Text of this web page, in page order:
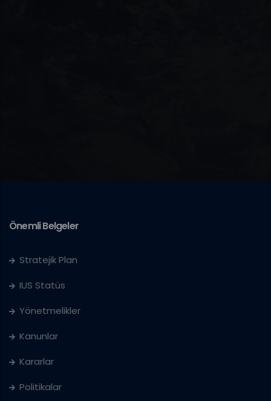
Önemli Belgeler
Stratejik Plan
IUS Statüs
Yönetmelikler
Kanunlar
Kararlar
Politikalar